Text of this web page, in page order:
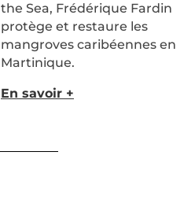
the Sea, Frédérique Fardin
protège et restaure les
mangroves caribéennes en
Martinique.
En savoir +